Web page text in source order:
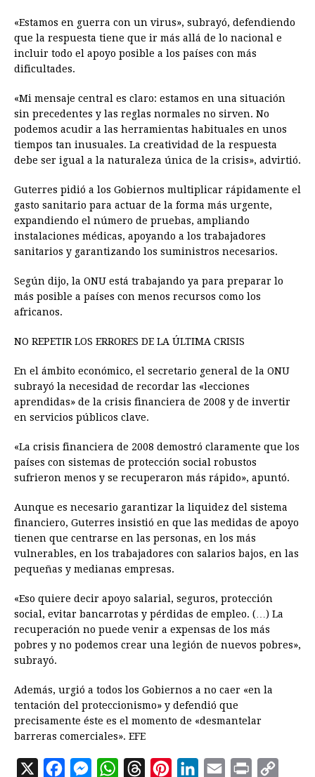
«Estamos en guerra con un virus», subrayó, defendiendo
que la respuesta tiene que ir más allá de lo nacional e
incluir todo el apoyo posible a los países con más
dificultades.
«Mi mensaje central es claro: estamos en una situación
sin precedentes y las reglas normales no sirven. No
podemos acudir a las herramientas habituales en unos
tiempos tan inusuales. La creatividad de la respuesta
debe ser igual a la naturaleza única de la crisis», advirtió.
Guterres pidió a los Gobiernos multiplicar rápidamente el
gasto sanitario para actuar de la forma más urgente,
expandiendo el número de pruebas, ampliando
instalaciones médicas, apoyando a los trabajadores
sanitarios y garantizando los suministros necesarios.
Según dijo, la ONU está trabajando ya para preparar lo
más posible a países con menos recursos como los
africanos.
NO REPETIR LOS ERRORES DE LA ÚLTIMA CRISIS
En el ámbito económico, el secretario general de la ONU
subrayó la necesidad de recordar las «lecciones
aprendidas» de la crisis financiera de 2008 y de invertir
en servicios públicos clave.
«La crisis financiera de 2008 demostró claramente que los
países con sistemas de protección social robustos
sufrieron menos y se recuperaron más rápido», apuntó.
Aunque es necesario garantizar la liquidez del sistema
financiero, Guterres insistió en que las medidas de apoyo
tienen que centrarse en las personas, en los más
vulnerables, en los trabajadores con salarios bajos, en las
pequeñas y medianas empresas.
«Eso quiere decir apoyo salarial, seguros, protección
social, evitar bancarrotas y pérdidas de empleo. (…) La
recuperación no puede venir a expensas de los más
pobres y no podemos crear una legión de nuevos pobres»,
subrayó.
Además, urgió a todos los Gobiernos a no caer «en la
tentación del proteccionismo» y defendió que
precisamente éste es el momento de «desmantelar
barreras comerciales». EFE
X M W